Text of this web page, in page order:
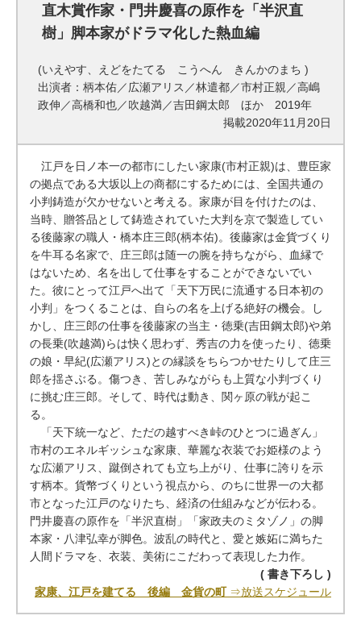
直木賞作家・門井慶喜の原作を「半沢直
樹」脚本家がドラマ化した熱血編
(いえやす、えどをたてる こうへん きんかのまち )
出演者：柄本佑／広瀬アリス／林遣都／市村正親／高嶋
政伸／高橋和也／吹越満／吉田鋼太郎 ほか 2019年
掲載2020年11月20日
江戸を日ノ本一の都市にしたい家康(市村正親)は、豊臣家
の拠点である大坂以上の商都にするためには、全国共通の
小判鋳造が欠かせないと考える。家康が目を付けたのは、
当時、贈答品として鋳造されていた大判を京で製造してい
る後藤家の職人・橋本庄三郎(柄本佑)。後藤家は金貨づくり
を牛耳る名家で、庄三郎は随一の腕を持ちながら、血縁で
はないため、名を出して仕事をすることができないでい
た。彼にとって江戸へ出て「天下万民に流通する日本初の
小判」をつくることは、自らの名を上げる絶好の機会。し
かし、庄三郎の仕事を後藤家の当主・徳乗(吉田鋼太郎)や弟
の長乗(吹越満)らは快く思わず、秀吉の力を使ったり、徳乗
の娘・早紀(広瀬アリス)との縁談をちらつかせたりして庄三
郎を揺さぶる。傷つき、苦しみながらも上質な小判づくり
に挑む庄三郎。そして、時代は動き、関ヶ原の戦が起こ
る。
「天下統一など、ただの越すべき峠のひとつに過ぎん」
市村のエネルギッシュな家康、華麗な衣装でお姫様のよう
な広瀬アリス、蹴倒されても立ち上がり、仕事に誇りを示
す柄本。貨幣づくりという視点から、のちに世界一の大都
市となった江戸のなりたち、経済の仕組みなどが伝わる。
門井慶喜の原作を「半沢直樹」「家政夫のミタゾノ」の脚
本家・八津弘幸が脚色。波乱の時代と、愛と嫉妬に満ちた
人間ドラマを、衣装、美術にこだわって表現した力作。
( 書き下ろし )
家康、江戸を建てる 後編 金貨の町 ⇒放送スケジュール